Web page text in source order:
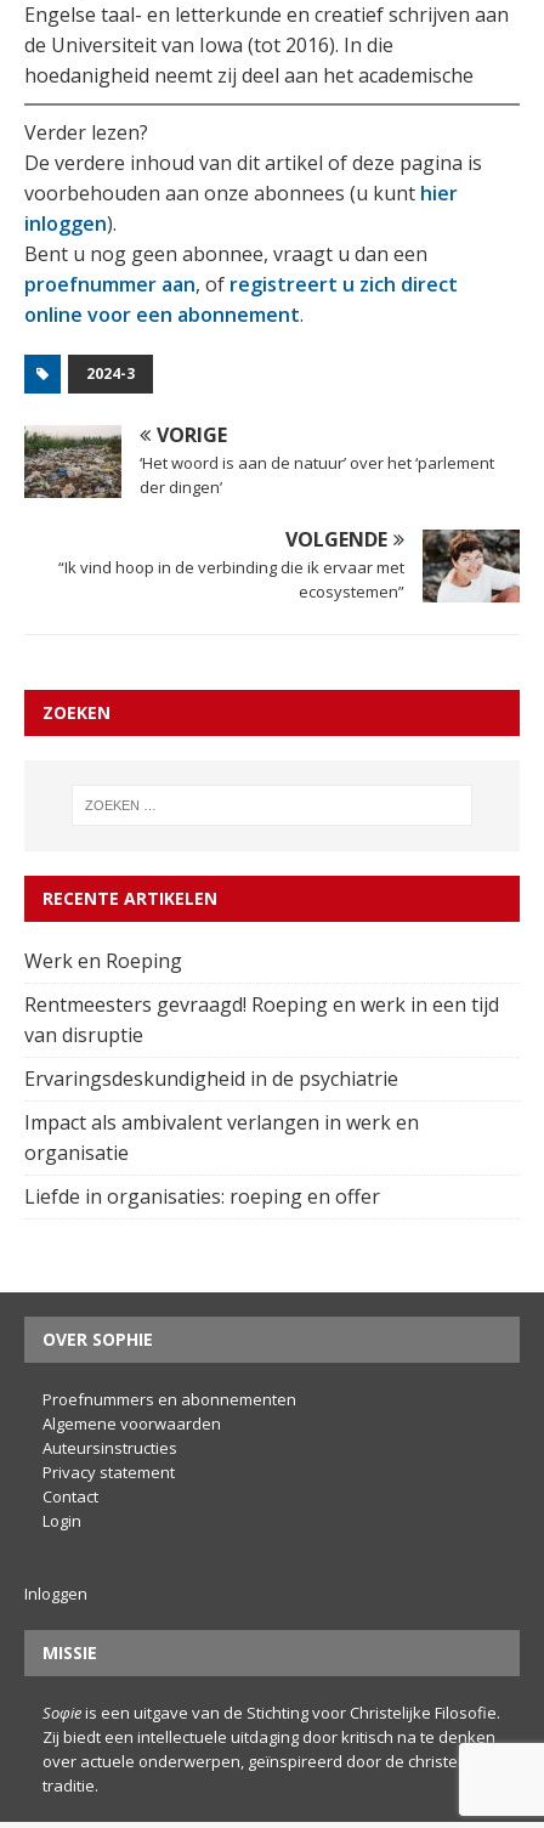
Engelse taal- en letterkunde en creatief schrijven aan
de Universiteit van Iowa (tot 2016). In die
hoedanigheid neemt zij deel aan het academische
Verder lezen?
De verdere inhoud van dit artikel of deze pagina is
voorbehouden aan onze abonnees (u kunt hier
inloggen).
Bent u nog geen abonnee, vraagt u dan een
proefnummer aan, of registreert u zich direct
online voor een abonnement.
2024-3
VORIGE
‘Het woord is aan de natuur’ over het ‘parlement
der dingen’
VOLGENDE
“Ik vind hoop in de verbinding die ik ervaar met
ecosystemen”
ZOEKEN
RECENTE ARTIKELEN
Werk en Roeping
Rentmeesters gevraagd! Roeping en werk in een tijd
van disruptie
Ervaringsdeskundigheid in de psychiatrie
Impact als ambivalent verlangen in werk en
organisatie
Liefde in organisaties: roeping en offer
OVER SOPHIE
Proefnummers en abonnementen
Algemene voorwaarden
Auteursinstructies
Privacy statement
Contact
Login
Inloggen
MISSIE
Soφieis een uitgave van de Stichting voor Christelijke Filosofie.
Zij biedt een intellectuele uitdaging door kritisch na te denken
over actuele onderwerpen, geïnspireerd door de christelijke
traditie.